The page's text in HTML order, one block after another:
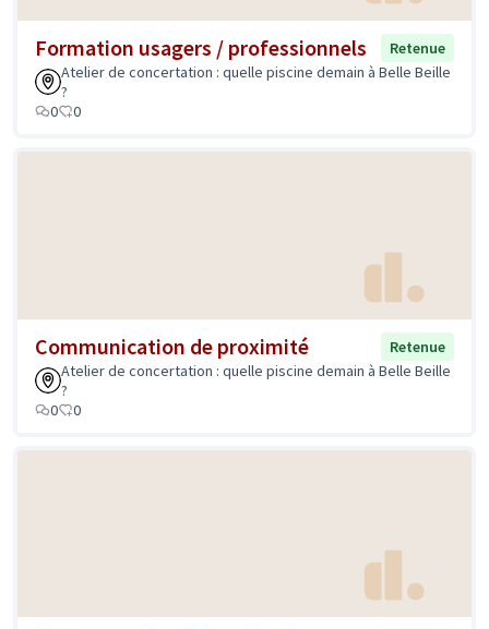
Formation usagers / professionnels
Retenue
Atelier de concertation : quelle piscine demain à Belle Beille
?
0
0
Communication de proximité
Retenue
Atelier de concertation : quelle piscine demain à Belle Beille
?
0
0